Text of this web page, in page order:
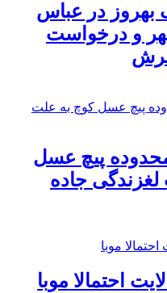
بهروز در عباس
و درخواست
پیچ عسل
جاده